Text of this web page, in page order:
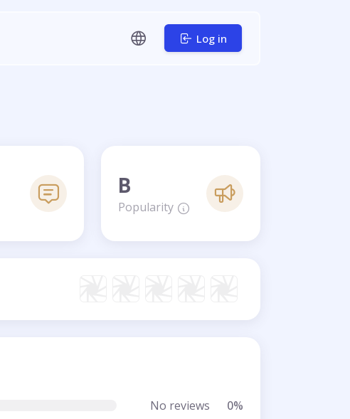
Log in
B
Popularity
No reviews
0%